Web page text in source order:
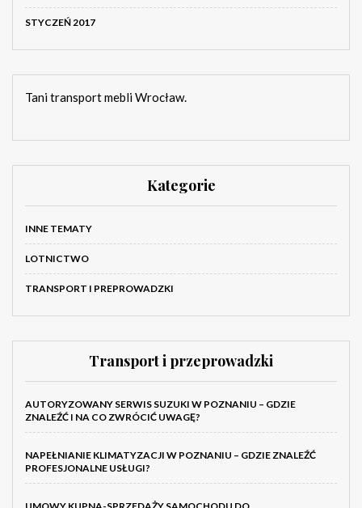
STYCZEŃ 2017
Tani transport mebli Wrocław.
Kategorie
INNE TEMATY
LOTNICTWO
TRANSPORT I PREPROWADZKI
Transport i przeprowadzki
AUTORYZOWANY SERWIS SUZUKI W POZNANIU – GDZIE
ZNALEŹĆ I NA CO ZWRÓCIĆ UWAGĘ?
NAPEŁNIANIE KLIMATYZACJI W POZNANIU – GDZIE ZNALEŹĆ
PROFESJONALNE USŁUGI?